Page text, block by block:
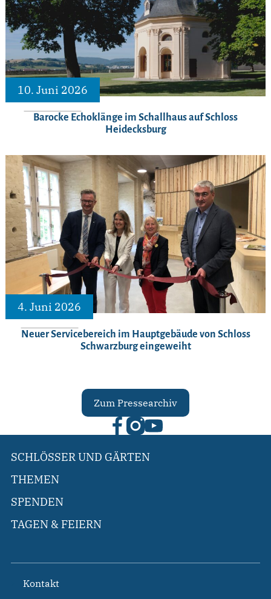
10. Juni 2026
Barocke Echoklänge im Schallhaus auf Schloss
Heidecksburg
4. Juni 2026
Neuer Servicebereich im Hauptgebäude von Schloss
Schwarzburg eingeweiht
Zum Pressearchiv
SCHLÖSSER UND GÄRTEN
THEMEN
SPENDEN
TAGEN & FEIERN
Kontakt